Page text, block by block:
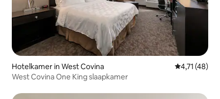
Hotelkamer in West Covina Gemiddelde
4,71 (48)
West Covina One King slaapkamer